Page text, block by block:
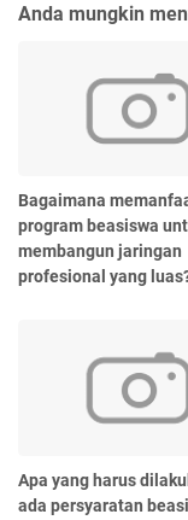
Anda mungkin
Bagaimana
program beasiswa
membangun jaringan
profesional yang
Apa yang harus
ada persyaratan